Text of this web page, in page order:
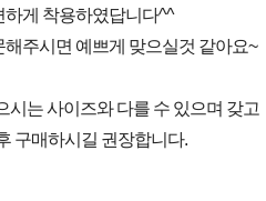
하게 착용하였답니다^^
주시면 예쁘게 맞으실것 같아요~
는 사이즈와 다를 수 있으며 갖고
구매하시길 권장합니다.